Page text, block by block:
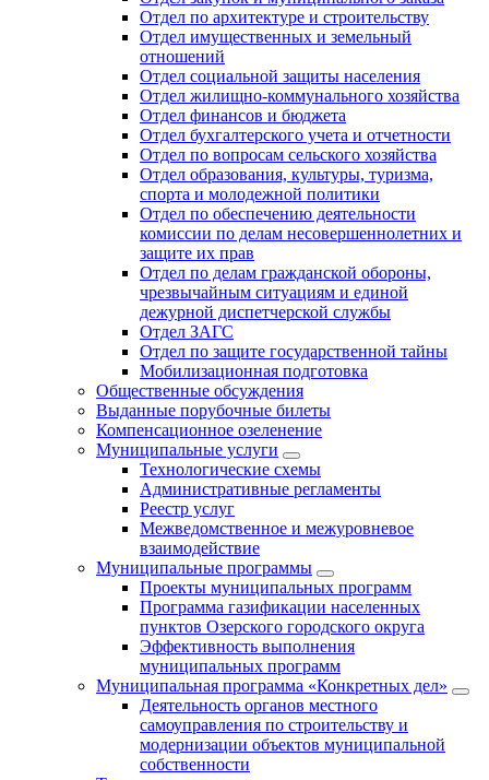
Отдел по архитектуре и строительству
Отдел имущественных и земельный
отношений
Отдел социальной защиты населения
Отдел жилищно-коммунального хозяйства
Отдел финансов и бюджета
Отдел бухгалтерского учета и отчетности
Отдел по вопросам сельского хозяйства
Отдел образования, культуры, туризма,
спорта и молодежной политики
Отдел по обеспечению деятельности
комиссии по делам несовершеннолетних и
защите их прав
Отдел по делам гражданской обороны,
чрезвычайным ситуациям и единой
дежурной диспетчерской службы
Отдел ЗАГС
Отдел по защите государственной тайны
Мобилизационная подготовка
Общественные обсуждения
Выданные порубочные билеты
Компенсационное озеленение
Муниципальные услуги
Технологические схемы
Административные регламенты
Реестр услуг
Межведомственное и межуровневое
взаимодействие
Муниципальные программы
Проекты муниципальных программ
Программа газификации населенных
пунктов Озерского городского округа
Эффективность выполнения
муниципальных программ
Муниципальная программа «Конкретных дел»
Деятельность органов местного
самоуправления по строительству и
модернизации объектов муниципальной
собственности